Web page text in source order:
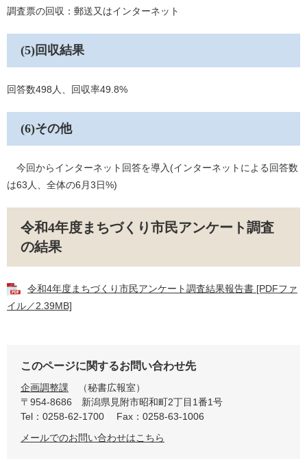
調査票の回収：郵送又はインターネット
(5)回収結果
回答数498人、回収率49.8%
(6)その他
今回からインターネット回答を導入(インターネットによる回答数
は63人、全体の6月3日%)
令和4年度まちづくり市民アンケート調査
の結果
令和4年度まちづくり市民アンケート調査結果報告書 [PDFファ
イル／2.39MB]
このページに関するお問い合わせ先
企画調整課
秘書広報室
〒954-8686
新潟県見附市昭和町2丁目1番1号
Tel：0258-62-1700
Fax：0258-63-1006
メールでのお問い合わせはこちら